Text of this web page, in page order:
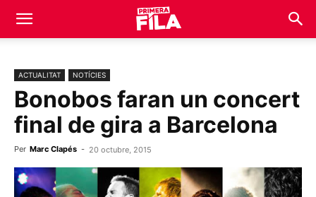
ACTUALITAT NOTÍCIES
Bonobos faran un concert
final de gira a Barcelona
Per Marc Clapés - 20 octubre, 2015